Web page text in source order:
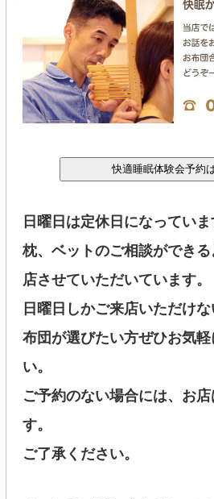
日曜日は定休日になってい
枕、ベットのご相談ができ
店させていただいています。
日曜日しかご来店いただけ
布団が選びたい方ぜひお気
い。
ご予約のない場合には、お
す。
ご了承ください。